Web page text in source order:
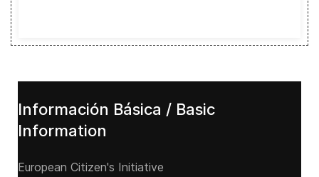
Información Básica / Basic
Information
European Citizen's Initiative